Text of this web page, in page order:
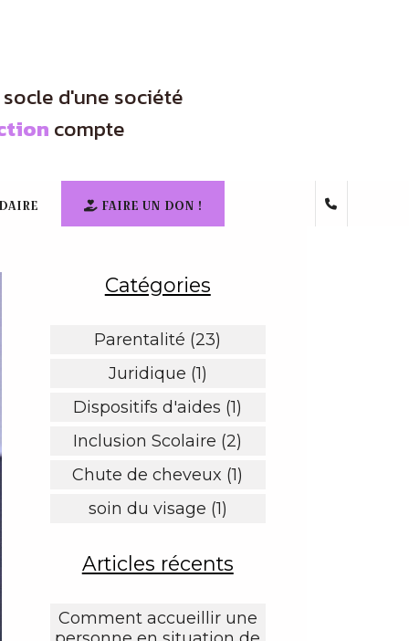
d'une société
compte
FAIRE UN DON !
Catégories
Parentalité (23)
Juridique (1)
Dispositifs d'aides (1)
Inclusion Scolaire (2)
Chute de cheveux (1)
soin du visage (1)
Articles récents
Comment accueillir une